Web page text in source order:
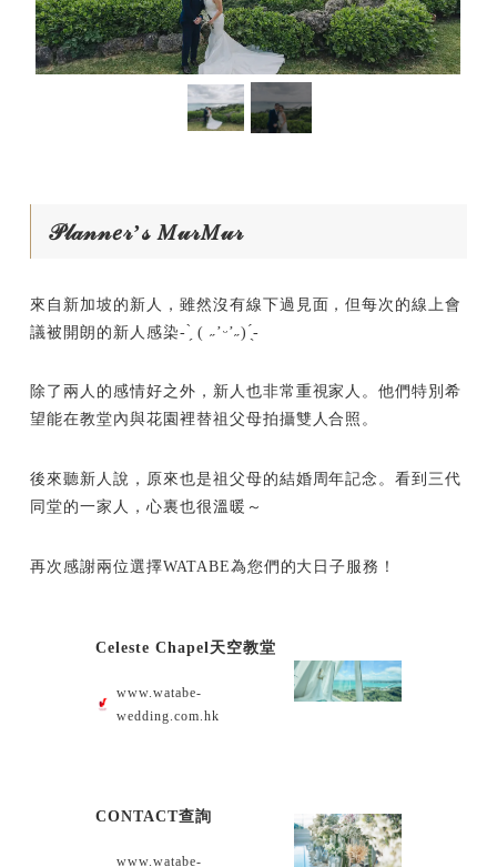
𝒫𝓁𝒶𝓃𝓃𝑒𝓇’𝓈 𝑀𝓊𝓇𝑀𝓊𝓇
來自新加坡的新人，雖然沒有線下過見面，但每次的線上會
議被開朗的新人感染- ̗̀ ( ˶’ᵕ’˶) ̖́-
除了兩人的感情好之外，新人也非常重視家人。他們特別希
望能在教堂內與花園裡替祖父母拍攝雙人合照。
後來聽新人說，原來也是祖父母的結婚周年記念。看到三代
同堂的一家人，心裏也很溫暖～
再次感謝兩位選擇WATABE為您們的大日子服務！
Celeste Chapel天空教堂
www.watabe-
wedding.com.hk
CONTACT查詢
www.watabe-